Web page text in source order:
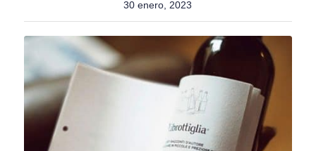
30 enero, 2023